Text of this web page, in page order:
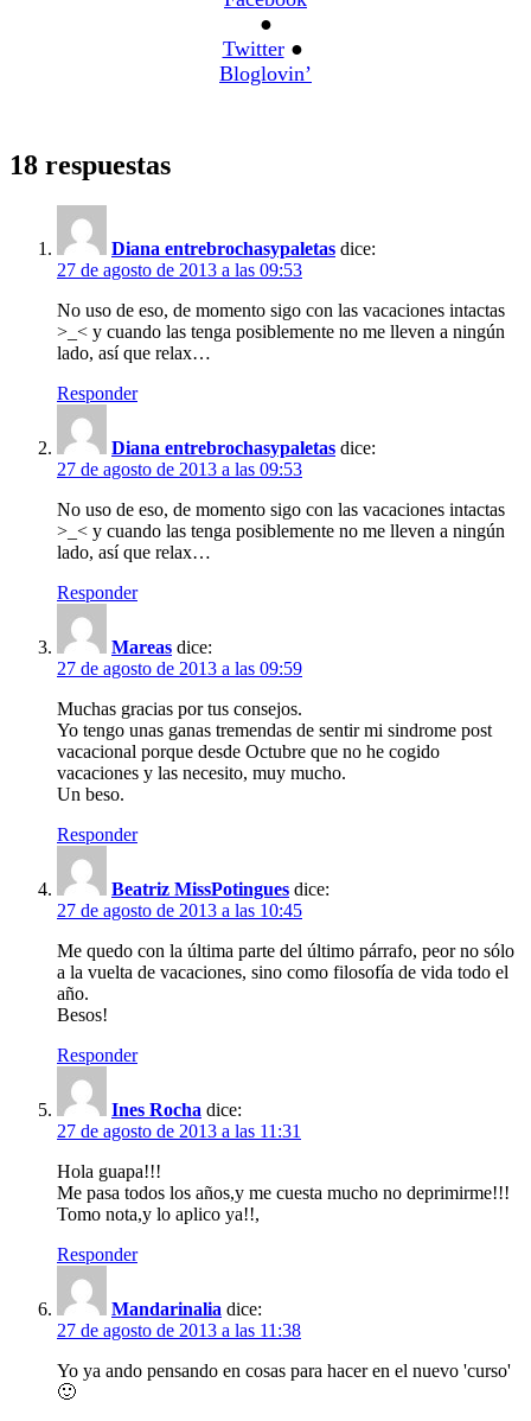
●
Twitter ●
Bloglovin’
18 respuestas
Diana entrebrochasypaletas dice:
27 de agosto de 2013 a las 09:53
No uso de eso, de momento sigo con las vacaciones intactas
>_< y cuando las tenga posiblemente no me lleven a ningún
lado, así que relax…
Responder
Diana entrebrochasypaletas dice:
27 de agosto de 2013 a las 09:53
No uso de eso, de momento sigo con las vacaciones intactas
>_< y cuando las tenga posiblemente no me lleven a ningún
lado, así que relax…
Responder
Mareas dice:
27 de agosto de 2013 a las 09:59
Muchas gracias por tus consejos.
Yo tengo unas ganas tremendas de sentir mi sindrome post
vacacional porque desde Octubre que no he cogido
vacaciones y las necesito, muy mucho.
Un beso.
Responder
Beatriz MissPotingues dice:
27 de agosto de 2013 a las 10:45
Me quedo con la última parte del último párrafo, peor no sólo
a la vuelta de vacaciones, sino como filosofía de vida todo el
año.
Besos!
Responder
Ines Rocha dice:
27 de agosto de 2013 a las 11:31
Hola guapa!!!
Me pasa todos los años,y me cuesta mucho no deprimirme!!!
Tomo nota,y lo aplico ya!!,
Responder
Mandarinalia dice:
27 de agosto de 2013 a las 11:38
Yo ya ando pensando en cosas para hacer en el nuevo 'curso'
🙂